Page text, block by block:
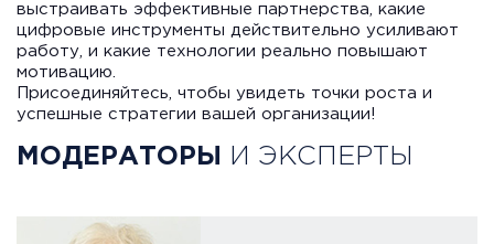
выстраивать эффективные партнерства, какие
цифровые инструменты действительно усиливают
работу, и какие технологии реально повышают
мотивацию.
Присоединяйтесь, чтобы увидеть точки роста и
успешные стратегии вашей организации!
МОДЕРАТОРЫ И ЭКСПЕРТЫ